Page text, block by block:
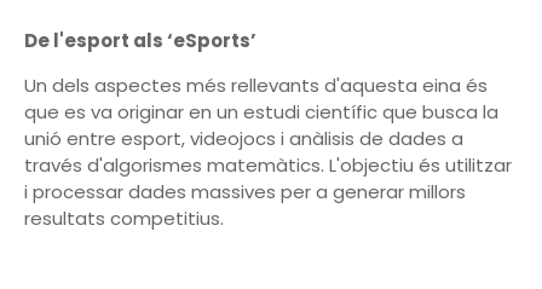
De l'esport als ‘eSports’
Un dels aspectes més rellevants d'aquesta eina és
que es va originar en un estudi científic que busca la
unió entre esport, videojocs i anàlisis de dades a
través d'algorismes matemàtics. L'objectiu és utilitzar
i processar dades massives per a generar millors
resultats competitius.